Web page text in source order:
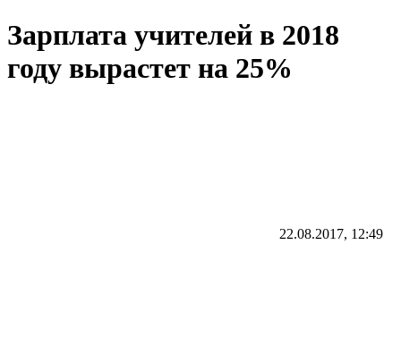
Зарплата учителей в 2018
году вырастет на 25%
22.08.2017, 12:49